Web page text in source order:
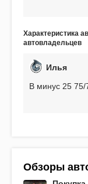
EFB 75. Судя
превосходит
Характеристика
автовладельцев
Илья
В минус 25 75/
Обзоры